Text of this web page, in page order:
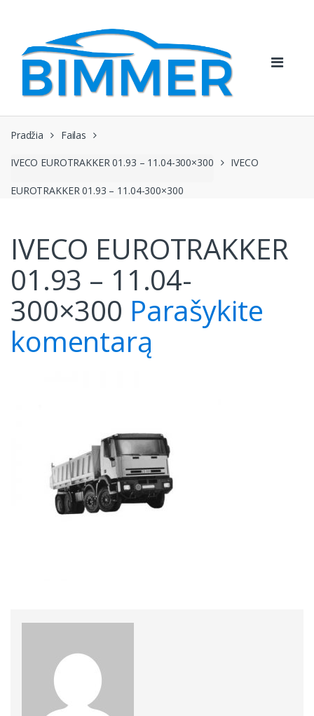
navigacijos
Pradžia Failas
IVECO EUROTRAKKER 01.93 – 11.04-300×300 IVECO
EUROTRAKKER 01.93 – 11.04-300×300
IVECO EUROTRAKKER
01.93 – 11.04-
300×300 Parašykite
komentarą